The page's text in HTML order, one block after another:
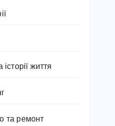
історії життя
та ремонт